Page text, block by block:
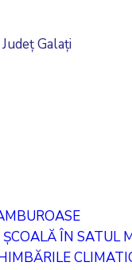
Galați
ÎN SATUL